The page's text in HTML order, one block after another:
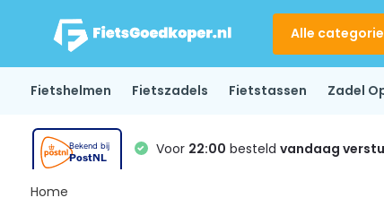
Alle
Fietshelmen Fietszadels Fietstassen Zadel
Voor 22:00 besteld vandaag
Home